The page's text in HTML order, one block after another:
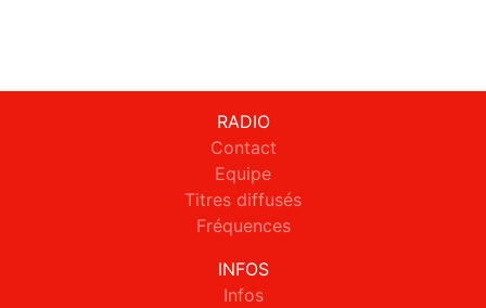
RADIO
Contact
Equipe
Titres diffusés
Fréquences
INFOS
Infos